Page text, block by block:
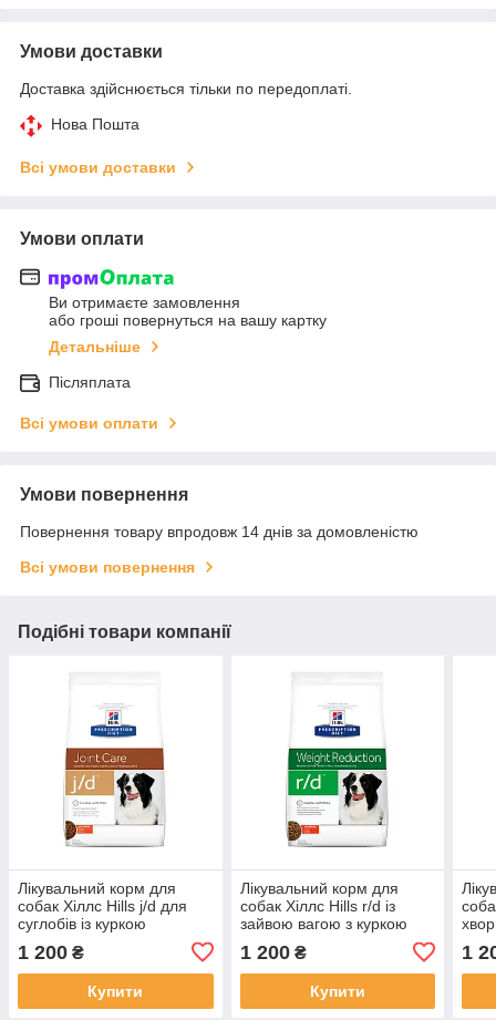
Умови доставки
Доставка здійснюється тільки по передоплаті.
Нова Пошта
Всі умови доставки
Умови оплати
Ви отримаєте замовлення
або гроші повернуться на вашу картку
Детальніше
Післяплата
Всі умови оплати
Умови повернення
Повернення товару впродовж 14 днів за домовленістю
Всі умови повернення
Подібні товари компанії
Лікувальний корм для
собак Хіллс Hills j/d для
суглобів із куркою
1 200 ₴
Купити
Лікувальний корм для
собак Хіллс Hills r/d із
зайвою вагою з куркою
1 200₴
Купити
1